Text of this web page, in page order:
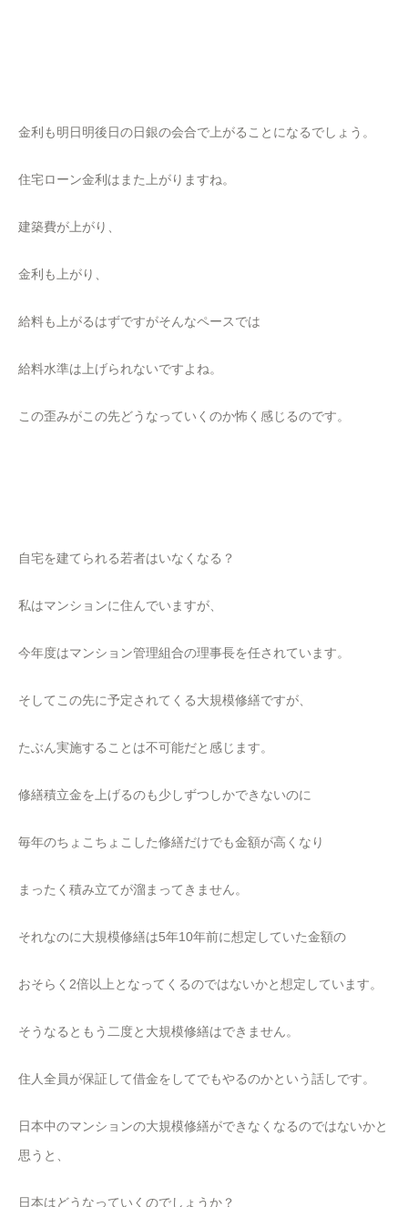
金利も明日明後日の日銀の会合で上がることになるでしょう。
住宅ローン金利はまた上がりますね。
建築費が上がり、
金利も上がり、
給料も上がるはずですがそんなペースでは
給料水準は上げられないですよね。
この歪みがこの先どうなっていくのか怖く感じるのです。
自宅を建てられる若者はいなくなる？
私はマンションに住んでいますが、
今年度はマンション管理組合の理事長を任されています。
そしてこの先に予定されてくる大規模修繕ですが、
たぶん実施することは不可能だと感じます。
修繕積立金を上げるのも少しずつしかできないのに
毎年のちょこちょこした修繕だけでも金額が高くなり
まったく積み立てが溜まってきません。
それなのに大規模修繕は5年10年前に想定していた金額の
おそらく2倍以上となってくるのではないかと想定しています。
そうなるともう二度と大規模修繕はできません。
住人全員が保証して借金をしてでもやるのかという話しです。
日本中のマンションの大規模修繕ができなくなるのではないかと
思うと、
日本はどうなっていくのでしょうか？